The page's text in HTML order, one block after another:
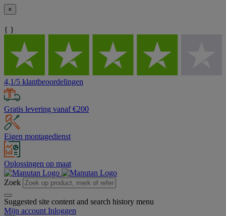
×
{ }
4,1/5 klantbeoordelingen
Gratis levering vanaf €200
Eigen montagedienst
Oplossingen op maat
Zoek
Suggested site content and search history menu
Mijn account Inloggen